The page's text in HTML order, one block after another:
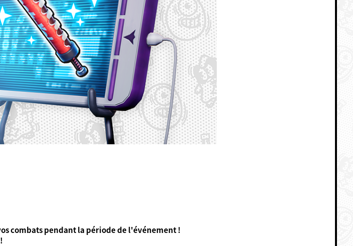
combats pendant la période de l'événement !